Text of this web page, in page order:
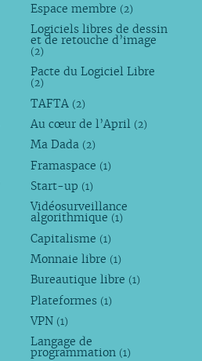
Espace membre (2)
Logiciels libres de dessin
et de retouche d’image
(2)
Pacte du Logiciel Libre
(2)
TAFTA (2)
Au cœur de l’April (2)
Ma Dada (2)
Framaspace (1)
Start-up (1)
Vidéosurveillance
algorithmique (1)
Capitalisme (1)
Monnaie libre (1)
Bureautique libre (1)
Plateformes (1)
VPN (1)
Langage de
programmation (1)